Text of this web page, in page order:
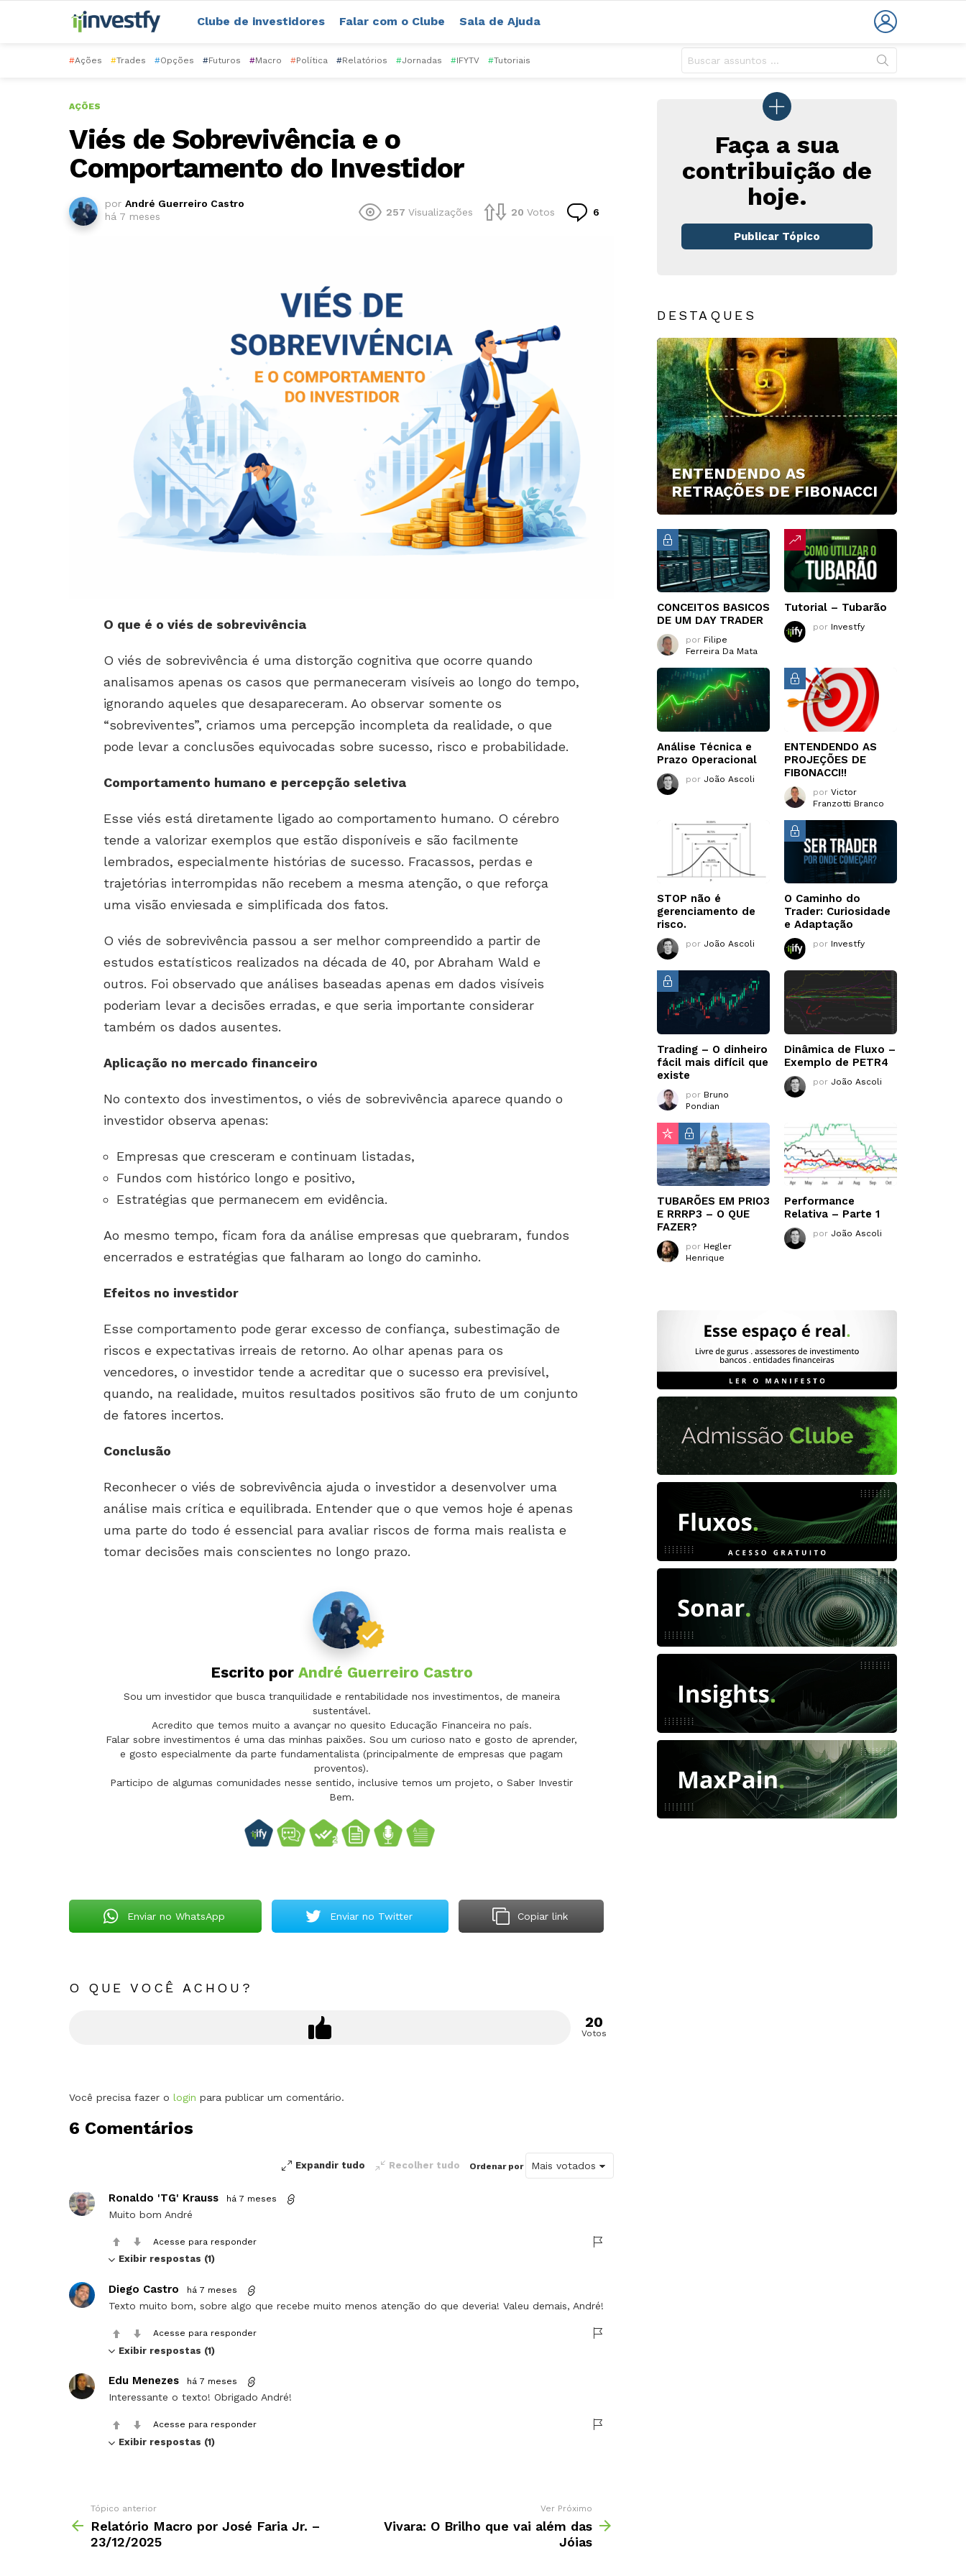
Clube de investidores Falar com o Clube Sala de Ajuda
#Ações #Trades #Opções #Futuros #Macro #Política #Relatórios #Jornadas #IFYTV #Tutoriais
AÇÕES
Viés de Sobrevivência e o
Comportamento do Investidor
por André Guerreiro Castro
há 7 meses
257 Visualizações 20 Votos 6
O que é o viés de sobrevivência
O viés de sobrevivência é uma distorção cognitiva que ocorre quando
analisamos apenas os casos que permaneceram visíveis ao longo do tempo,
ignorando aqueles que desapareceram. Ao observar somente os
“sobreviventes”, criamos uma percepção incompleta da realidade, o que
pode levar a conclusões equivocadas sobre sucesso, risco e probabilidade.
Comportamento humano e percepção seletiva
Esse viés está diretamente ligado ao comportamento humano. O cérebro
tende a valorizar exemplos que estão disponíveis e são facilmente
lembrados, especialmente histórias de sucesso. Fracassos, perdas e
trajetórias interrompidas não recebem a mesma atenção, o que reforça
uma visão enviesada e simplificada dos fatos.
O viés de sobrevivência passou a ser melhor compreendido a partir de
estudos estatísticos realizados na década de 40, por Abraham Wald e
outros. Foi observado que análises baseadas apenas em dados visíveis
poderiam levar a decisões erradas, e que seria importante considerar
também os dados ausentes.
Aplicação no mercado financeiro
No contexto dos investimentos, o viés de sobrevivência aparece quando o
investidor observa apenas:
Empresas que cresceram e continuam listadas,
Fundos com histórico longo e positivo,
Estratégias que permanecem em evidência.
Ao mesmo tempo, ficam fora da análise empresas que quebraram, fundos
encerrados e estratégias que falharam ao longo do caminho.
Efeitos no investidor
Esse comportamento pode gerar excesso de confiança, subestimação de
riscos e expectativas irreais de retorno. Ao olhar apenas para os
vencedores, o investidor tende a acreditar que o sucesso era previsível,
quando, na realidade, muitos resultados positivos são fruto de um conjunto
de fatores incertos.
Conclusão
Reconhecer o viés de sobrevivência ajuda o investidor a desenvolver uma
análise mais crítica e equilibrada. Entender que o que vemos hoje é apenas
uma parte do todo é essencial para avaliar riscos de forma mais realista e
tomar decisões mais conscientes no longo prazo.
Escrito por André Guerreiro Castro
Sou um investidor que busca tranquilidade e rentabilidade nos investimentos, de maneira
sustentável.
Acredito que temos muito a avançar no quesito Educação Financeira no país.
Falar sobre investimentos é uma das minhas paixões. Sou um curioso nato e gosto de aprender,
e gosto especialmente da parte fundamentalista (principalmente de empresas que pagam
proventos).
Participo de algumas comunidades nesse sentido, inclusive temos um projeto, o Saber Investir
Bem.
Enviar no WhatsApp Enviar no Twitter Copiar link
O QUE VOCÊ ACHOU?
20
Votos
Deixe
comentário
Você precisa fazer o login para publicar um comentário.
6 Comentários
Expandir tudo Recolher tudo Ordenar por
Ronaldo 'TG' Krauss há 7 meses
Muito bom André
Acesse para responder
Exibir respostas (1)
Diego Castro há 7 meses
Texto muito bom, sobre algo que recebe muito menos atenção do que deveria! Valeu demais, André!
Acesse para responder
Exibir respostas (1)
Edu Menezes há 7 meses
Interessante o texto! Obrigado André!
Acesse para responder
Exibir respostas (1)
Tópico anterior
Relatório Macro por José Faria Jr. –
23/12/2025
Ver Próximo
Vivara: O Brilho que vai além das
Jóias
Faça a sua
contribuição de
hoje.
Publicar Tópico
DESTAQUES
ENTENDENDO AS
RETRAÇÕES DE FIBONACCI
CONCEITOS BASICOS
DE UM DAY TRADER
por Filipe
Ferreira Da Mata
Tutorial – Tubarão
por Investfy
Análise Técnica e
Prazo Operacional
por João Ascoli
ENTENDENDO AS
PROJEÇÕES DE
FIBONACCI!!
por Victor
Franzotti Branco
STOP não é
gerenciamento de
risco.
por João Ascoli
O Caminho do
Trader: Curiosidade
e Adaptação
por Investfy
Trading – O dinheiro
fácil mais difícil que
existe
por Bruno
Pondian
Dinâmica de Fluxo –
Exemplo de PETR4
por João Ascoli
TUBARÕES EM PRIO3
E RRRP3 – O QUE
FAZER?
por Hegler
Henrique
Performance
Relativa – Parte 1
por João Ascoli